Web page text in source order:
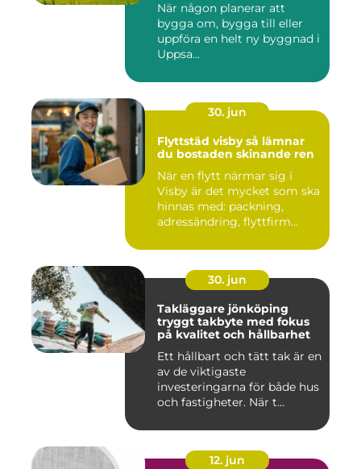
När någon planerar att
bygga om, bygga till eller
uppföra en helt ny byggnad i
Uppsa...
30. jun
Flyttstäd visby så lämnar
du bostaden skinande ren
När en flytt närmar sig i
Visby är det mycket som ska
hinnas med: packning,
adressändring, flyttfirm...
30. jun
Takläggare jönköping
tryggt takbyte med fokus
på kvalitet och hållbarhet
Ett hållbart och tätt tak är en
av de viktigaste
investeringarna för både hus
och fastigheter. När t...
12. jun